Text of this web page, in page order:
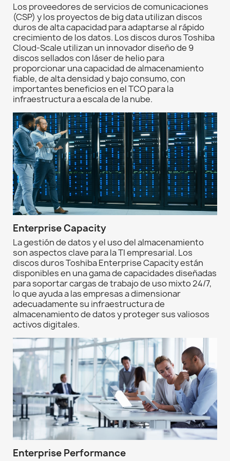
Los proveedores de servicios de comunicaciones
(CSP) y los proyectos de big data utilizan discos
duros de alta capacidad para adaptarse al rápido
crecimiento de los datos. Los discos duros Toshiba
Cloud-Scale utilizan un innovador diseño de 9
discos sellados con láser de helio para
proporcionar una capacidad de almacenamiento
fiable, de alta densidad y bajo consumo, con
importantes beneficios en el TCO para la
infraestructura a escala de la nube.
Enterprise Capacity
La gestión de datos y el uso del almacenamiento
son aspectos clave para la TI empresarial. Los
discos duros Toshiba Enterprise Capacity están
disponibles en una gama de capacidades diseñadas
para soportar cargas de trabajo de uso mixto 24/7,
lo que ayuda a las empresas a dimensionar
adecuadamente su infraestructura de
almacenamiento de datos y proteger sus valiosos
activos digitales.
Enterprise Performance